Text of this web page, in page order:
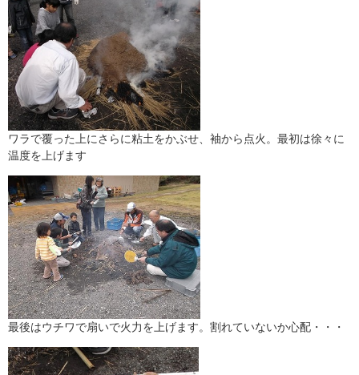
ワラで覆った上にさらに粘土をかぶせ、袖から点火。最初は徐々に
温度を上げます
最後はウチワで扇いで火力を上げます。割れていないか心配・・・